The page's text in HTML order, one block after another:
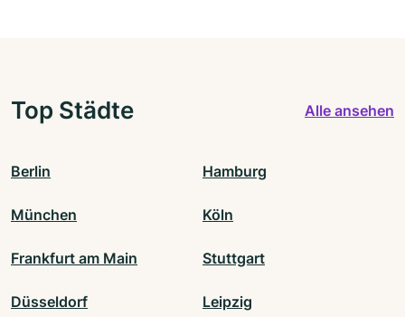
Top Städte Alle ansehen
Berlin Hamburg
München Köln
Frankfurt am Main Stuttgart
Düsseldorf Leipzig